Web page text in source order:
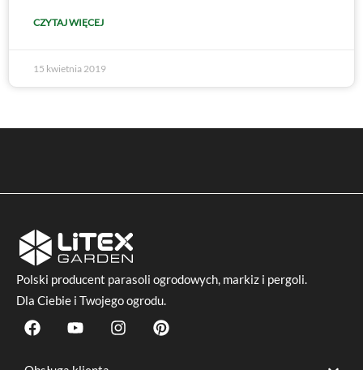
CZYTAJ WIĘCEJ
15 kwietnia 2019
Polski producent parasoli ogrodowych, markiz i pergoli.
Dla Ciebie i Twojego ogrodu.
F
a
Y
o
I
n
P
i